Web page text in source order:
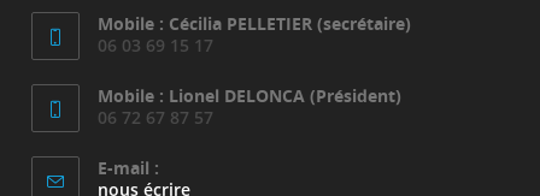
Mobile : Cécilia PELLETIER (secrétaire)
06 03 69 15 17
Mobile : Lionel DELONCA (Président)
06 72 67 87 57
E-mail :
nous écrireS’ouvre